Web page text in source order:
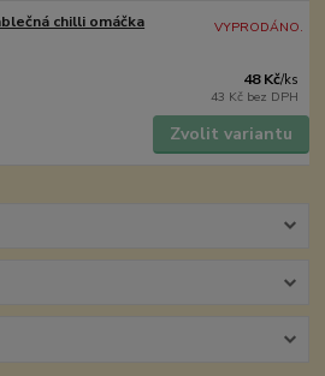
chilli omáčka
48 Kč/ks
43 Kč bez DPH
VYPRODÁNO.
Zvolit variantu